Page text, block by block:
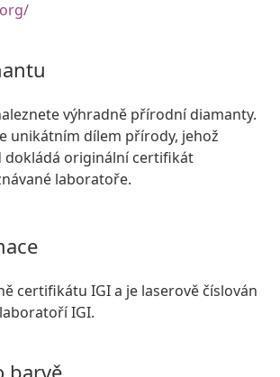
výhradně přírodní diamanty.
unikátním dílem přírody, jehož
dokládá originální certifikát
laboratoře.
certifikátu IGI a je laserově číslován
IGI.
barvě